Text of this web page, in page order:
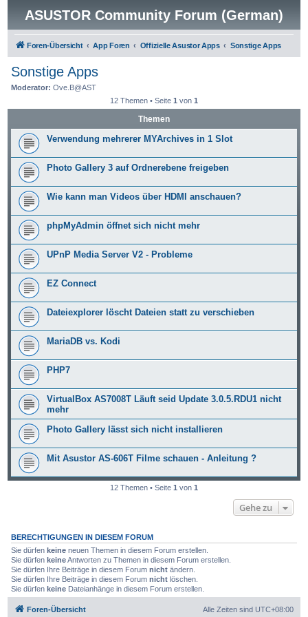
ASUSTOR Community Forum (German)
Foren-Übersicht App Foren Offizielle Asustor Apps Sonstige Apps
Sonstige Apps
Moderator: Ove.B@AST
12 Themen • Seite 1 von 1
Themen
Verwendung mehrerer MYArchives in 1 Slot
Photo Gallery 3 auf Ordnerebene freigeben
Wie kann man Videos über HDMI anschauen?
phpMyAdmin öffnet sich nicht mehr
UPnP Media Server V2 - Probleme
EZ Connect
Dateiexplorer löscht Dateien statt zu verschieben
MariaDB vs. Kodi
PHP7
VirtualBox AS7008T Läuft seid Update 3.0.5.RDU1 nicht
mehr
Photo Gallery lässt sich nicht installieren
Mit Asustor AS-606T Filme schauen - Anleitung ?
12 Themen • Seite 1 von 1
Gehe zu
BERECHTIGUNGEN IN DIESEM FORUM
Sie dürfen keineneuen Themen in diesem Forum erstellen.
Sie dürfen keineAntworten zu Themen in diesem Forum erstellen.
Sie dürfen Ihre Beiträge in diesem Forum nichtändern.
Sie dürfen Ihre Beiträge in diesem Forum nichtlöschen.
Sie dürfen keineDateianhänge in diesem Forum erstellen.
Foren-Übersicht Alle Zeiten sind UTC+08:00